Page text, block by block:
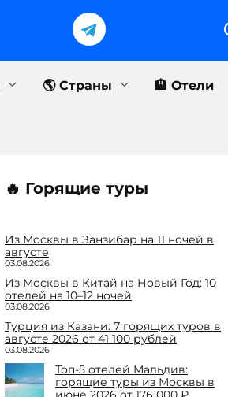
🌎 Страны 🏨 Отели
🔥 Горящие туры
Из Москвы в Занзибар на 11 ночей в
августе
03.08.2026
Из Москвы в Китай на Новый Год: 10
отелей на 10–12 ночей
03.08.2026
Турция из Казани: 7 горящих туров в
августе 2026 от 41 100 рублей
03.08.2026
Топ-5 отелей Мальдив:
горящие туры из Москвы в